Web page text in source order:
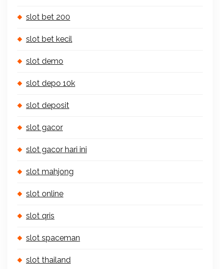
slot bet 200
slot bet kecil
slot demo
slot depo 10k
slot deposit
slot gacor
slot gacor hari ini
slot mahjong
slot online
slot qris
slot spaceman
slot thailand